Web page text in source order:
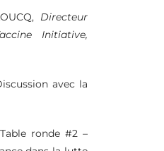
Directeur
Initiative,
avec la
ronde #2 –